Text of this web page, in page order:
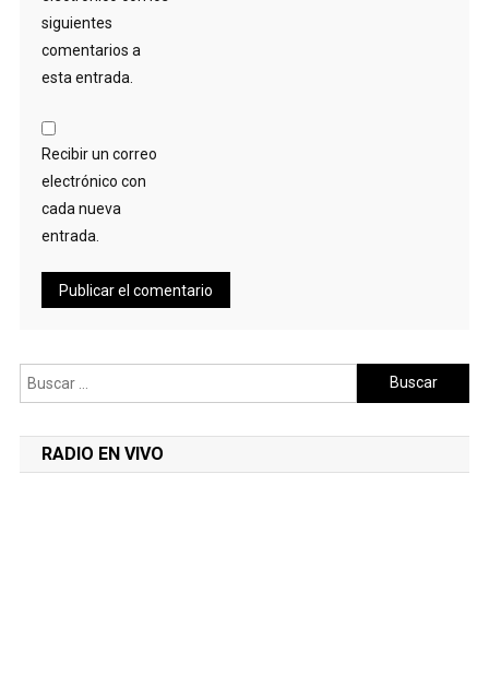
siguientes
comentarios a
esta entrada.
Recibir un correo
electrónico con
cada nueva
entrada.
Buscar:
RADIO EN VIVO